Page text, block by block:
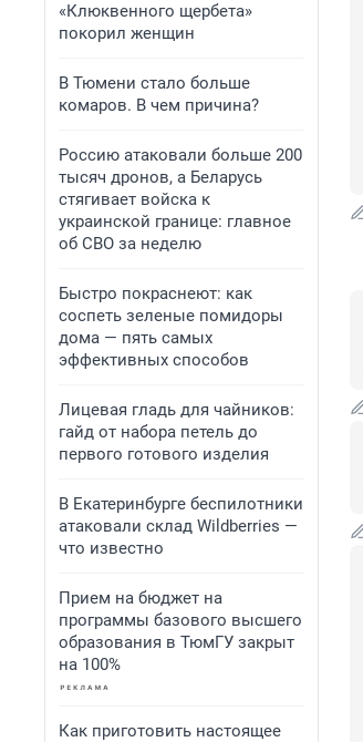
«Клюквенного щербета»
покорил женщин
В Тюмени стало больше
комаров. В чем причина?
Россию атаковали больше 200
тысяч дронов, а Беларусь
стягивает войска к
украинской границе: главное
об СВО за неделю
Быстро покраснеют: как
соспеть зеленые помидоры
дома — пять самых
эффективных способов
Лицевая гладь для чайников:
гайд от набора петель до
первого готового изделия
В Екатеринбурге беспилотники
атаковали склад Wildberries —
что известно
Прием на бюджет на
программы базового высшего
образования в ТюмГУ закрыт
на 100%
Как приготовить настоящее